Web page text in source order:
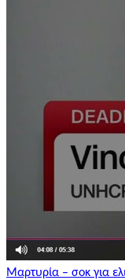
Μαρτυρία – σοκ για